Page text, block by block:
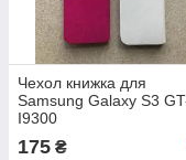
Чехол книжка для
Samsung Galaxy S3
I9300
175 ₴